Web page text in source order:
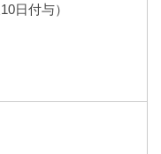
日付与）